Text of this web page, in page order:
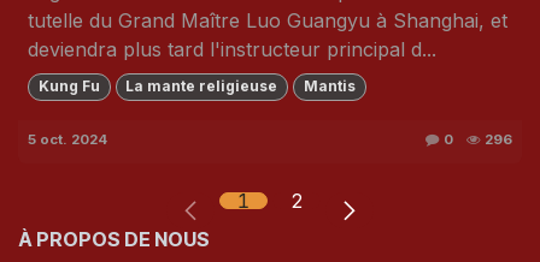
tutelle du Grand Maître Luo Guangyu à Shanghai, et
deviendra plus tard l'instructeur principal d...
Kung Fu La mante religieuse Mantis
5 oct. 2024 0 296
1
2
À PROPOS DE NOUS